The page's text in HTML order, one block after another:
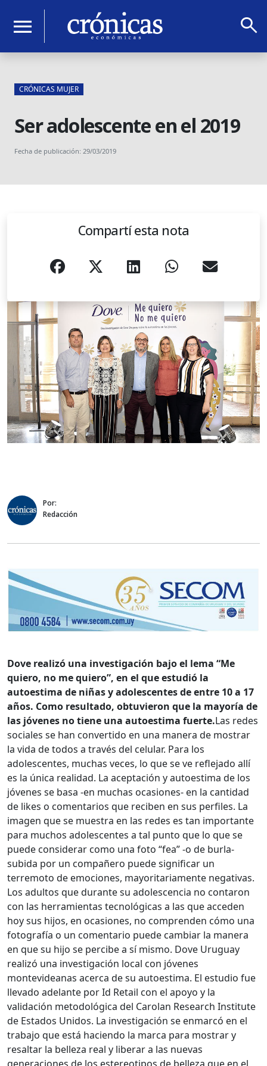
menu search
CRÓNICAS MUJER
Ser adolescente en el 2019
Fecha de publicación: 29/03/2019
Compartí esta nota
Por:
Redacción
Dove realizó una investigación bajo el lema “Me
quiero, no me quiero”, en el que estudió la
autoestima de niñas y adolescentes de entre 10 a 17
años. Como resultado, obtuvieron que la mayoría de
las jóvenes no tiene una autoestima fuerte.Las redes
sociales se han convertido en una manera de mostrar
la vida de todos a través del celular. Para los
adolescentes, muchas veces, lo que se ve reflejado allí
es la única realidad. La aceptación y autoestima de los
jóvenes se basa -en muchas ocasiones- en la cantidad
de likes o comentarios que reciben en sus perfiles. La
imagen que se muestra en las redes es tan importante
para muchos adolescentes a tal punto que lo que se
puede considerar como una foto “fea” -o de burla-
subida por un compañero puede significar un
terremoto de emociones, mayoritariamente negativas.
Los adultos que durante su adolescencia no contaron
con las herramientas tecnológicas a las que acceden
hoy sus hijos, en ocasiones, no comprenden cómo una
fotografía o un comentario puede cambiar la manera
en que su hijo se percibe a sí mismo. Dove Uruguay
realizó una investigación local con jóvenes
montevideanas acerca de su autoestima. El estudio fue
llevado adelante por Id Retail con el apoyo y la
validación metodológica del Carolan Research Institute
de Estados Unidos. La investigación se enmarcó en el
trabajo que está haciendo la marca para mostrar y
resaltar la belleza real y liberar a las nuevas